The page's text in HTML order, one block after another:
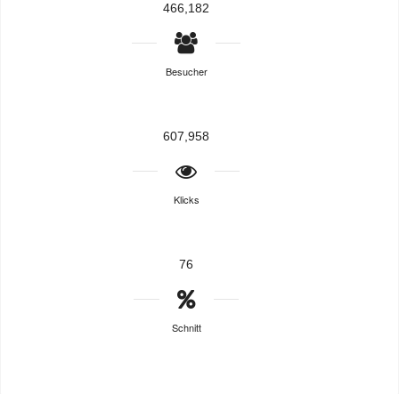
466,182
Besucher
607,958
Klicks
76
Schnitt